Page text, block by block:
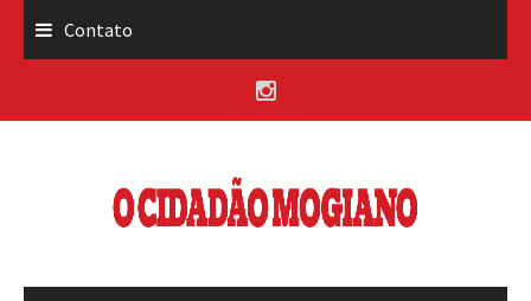
Contato